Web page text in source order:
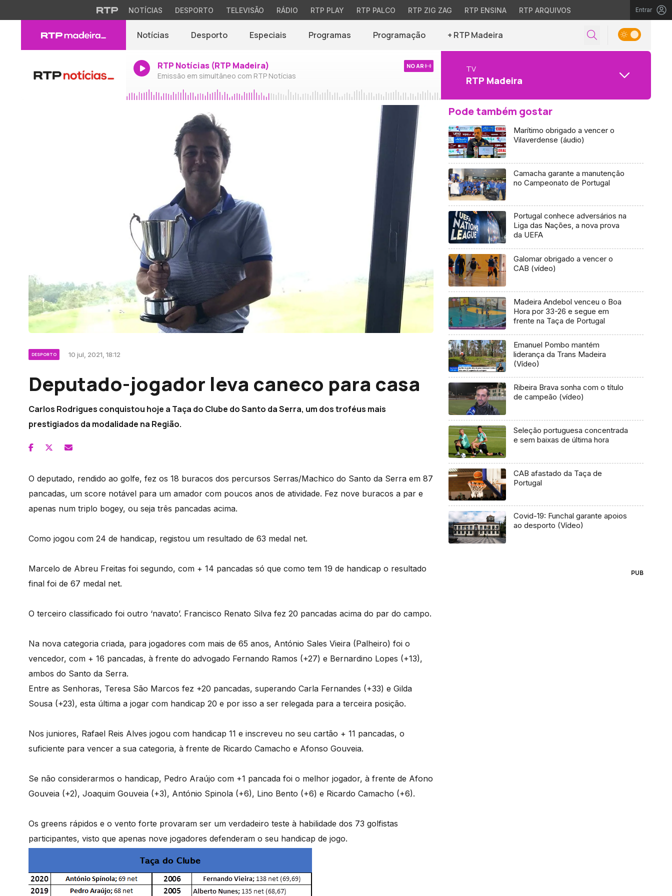
NOTÍCIAS DESPORTO TELEVISÃO RÁDIO RTP PLAY RTP PALCO RTP ZIG ZAG RTP ENSINA RTP ARQUIVOS Entrar
Notícias Desporto Especiais Programas Programação + RTP Madeira
RTP Notícias (RTP Madeira)
Emissão em simultâneo com RTP Notícias
NO AR TV
RTP Madeira
DESPORTO 10 jul, 2021, 18:12
Deputado-jogador leva caneco para casa
Carlos Rodrigues conquistou hoje a Taça do Clube do Santo da Serra, um dos troféus mais
prestigiados da modalidade na Região.
O deputado, rendido ao golfe, fez os 18 buracos dos percursos Serras/Machico do Santo da Serra em 87
pancadas, um score notável para um amador com poucos anos de atividade. Fez nove buracos a par e
apenas num triplo bogey, ou seja três pancadas acima.
Como jogou com 24 de handicap, registou um resultado de 63 medal net.
Marcelo de Abreu Freitas foi segundo, com + 14 pancadas só que como tem 19 de handicap o resultado
final foi de 67 medal net.
O terceiro classificado foi outro ‘navato’. Francisco Renato Silva fez 20 pancadas acima do par do campo.
Na nova categoria criada, para jogadores com mais de 65 anos, António Sales Vieira (Palheiro) foi o
vencedor, com + 16 pancadas, à frente do advogado Fernando Ramos (+27) e Bernardino Lopes (+13),
ambos do Santo da Serra.
Entre as Senhoras, Teresa São Marcos fez +20 pancadas, superando Carla Fernandes (+33) e Gilda
Sousa (+23), esta última a jogar com handicap 20 e por isso a ser relegada para a terceira posição.
Nos juniores, Rafael Reis Alves jogou com handicap 11 e inscreveu no seu cartão + 11 pancadas, o
suficiente para vencer a sua categoria, à frente de Ricardo Camacho e Afonso Gouveia.
Se não considerarmos o handicap, Pedro Araújo com +1 pancada foi o melhor jogador, à frente de Afono
Gouveia (+2), Joaquim Gouveia (+3), António Spinola (+6), Lino Bento (+6) e Ricardo Camacho (+6).
Os greens rápidos e o vento forte provaram ser um verdadeiro teste à habilidade dos 73 golfistas
participantes, visto que apenas nove jogadores defenderam o seu handicap de jogo.
Pode também gostar
Marítimo obrigado a vencer o
Vilaverdense (áudio)
Camacha garante a manutenção
no Campeonato de Portugal
Portugal conhece adversários na
Liga das Nações, a nova prova
da UEFA
Galomar obrigado a vencer o
CAB (vídeo)
Madeira Andebol venceu o Boa
Hora por 33-26 e segue em
frente na Taça de Portugal
Emanuel Pombo mantém
liderança da Trans Madeira
(Vídeo)
Ribeira Brava sonha com o título
de campeão (vídeo)
Seleção portuguesa concentrada
e sem baixas de última hora
CAB afastado da Taça de
Portugal
Covid-19: Funchal garante apoios
ao desporto (Vídeo)
PUB